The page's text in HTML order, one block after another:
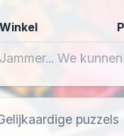
Winkel
Jammer... We
puzzels